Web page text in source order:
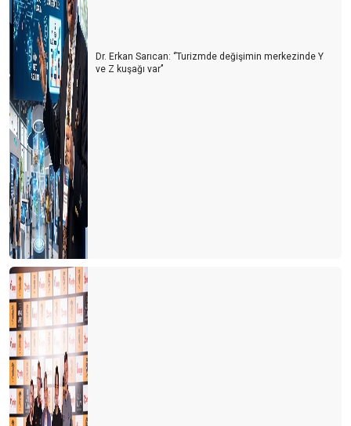
Dr. Erkan Sarıcan: ‘’Turizmde değişimin merkezinde Y
ve Z kuşağı var’’